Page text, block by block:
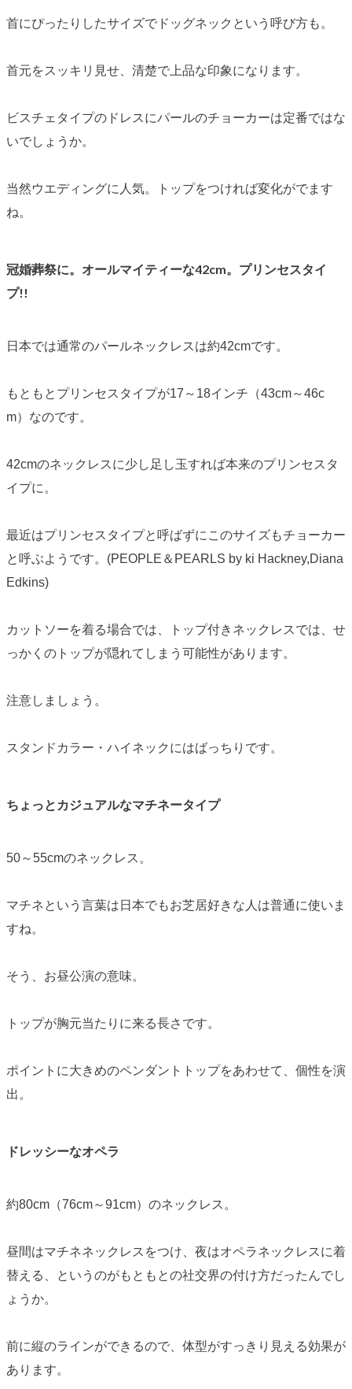
首にぴったりしたサイズでドッグネックという呼び方も。
首元をスッキリ見せ、清楚で上品な印象になります。
ビスチェタイプのドレスにパールのチョーカーは定番ではな
いでしょうか。
当然ウエディングに人気。トップをつければ変化がでます
ね。
冠婚葬祭に。オールマイティーな42cm。プリンセスタイ
プ!!
日本では通常のパールネックレスは約42cmです。
もともとプリンセスタイプが17～18インチ（43cm～46c
m）なのです。
42cmのネックレスに少し足し玉すれば本来のプリンセスタ
イプに。
最近はプリンセスタイプと呼ばずにこのサイズもチョーカー
と呼ぶようです。(PEOPLE＆PEARLS by ki Hackney,Diana
Edkins)
カットソーを着る場合では、トップ付きネックレスでは、せ
っかくのトップが隠れてしまう可能性があります。
注意しましょう。
スタンドカラー・ハイネックにはばっちりです。
ちょっとカジュアルなマチネータイプ
50～55cmのネックレス。
マチネという言葉は日本でもお芝居好きな人は普通に使いま
すね。
そう、お昼公演の意味。
トップが胸元当たりに来る長さです。
ポイントに大きめのペンダントトップをあわせて、個性を演
出。
ドレッシーなオペラ
約80cm（76cm～91cm）のネックレス。
昼間はマチネネックレスをつけ、夜はオペラネックレスに着
替える、というのがもともとの社交界の付け方だったんでし
ょうか。
前に縦のラインができるので、体型がすっきり見える効果が
あります。